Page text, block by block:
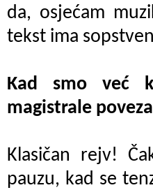
da, osjećam
tekst ima
Kad smo već
magistrale
Klasičan rejv!
pauzu, kad se